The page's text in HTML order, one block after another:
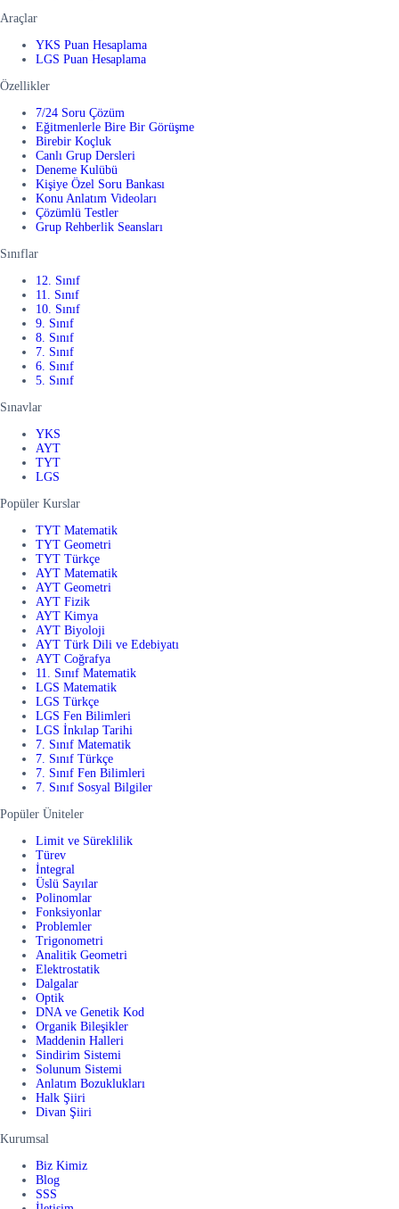
Araçlar
YKS Puan Hesaplama
LGS Puan Hesaplama
Özellikler
7/24 Soru Çözüm
Eğitmenlerle Bire Bir Görüşme
Birebir Koçluk
Canlı Grup Dersleri
Deneme Kulübü
Kişiye Özel Soru Bankası
Konu Anlatım Videoları
Çözümlü Testler
Grup Rehberlik Seansları
Sınıflar
12. Sınıf
11. Sınıf
10. Sınıf
9. Sınıf
8. Sınıf
7. Sınıf
6. Sınıf
5. Sınıf
Sınavlar
YKS
AYT
TYT
LGS
Popüler Kurslar
TYT Matematik
TYT Geometri
TYT Türkçe
AYT Matematik
AYT Geometri
AYT Fizik
AYT Kimya
AYT Biyoloji
AYT Türk Dili ve Edebiyatı
AYT Coğrafya
11. Sınıf Matematik
LGS Matematik
LGS Türkçe
LGS Fen Bilimleri
LGS İnkılap Tarihi
7. Sınıf Matematik
7. Sınıf Türkçe
7. Sınıf Fen Bilimleri
7. Sınıf Sosyal Bilgiler
Popüler Üniteler
Limit ve Süreklilik
Türev
İntegral
Üslü Sayılar
Polinomlar
Fonksiyonlar
Problemler
Trigonometri
Analitik Geometri
Elektrostatik
Dalgalar
Optik
DNA ve Genetik Kod
Organik Bileşikler
Maddenin Halleri
Sindirim Sistemi
Solunum Sistemi
Anlatım Bozuklukları
Halk Şiiri
Divan Şiiri
Kurumsal
Biz Kimiz
Blog
SSS